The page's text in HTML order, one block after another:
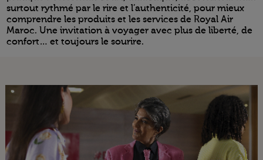
surtout rythmé par le rire et l’authenticité, pour mieux
comprendre les produits et les services de Royal Air
Maroc. Une invitation à voyager avec plus de liberté, de
confort… et toujours le sourire.